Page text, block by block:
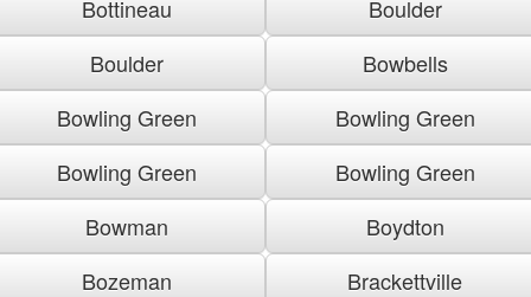
Bottineau
Boulder
Boulder
Bowbells
Bowling Green
Bowling Green
Bowling Green
Bowling Green
Bowman
Boydton
Bozeman
Brackettville